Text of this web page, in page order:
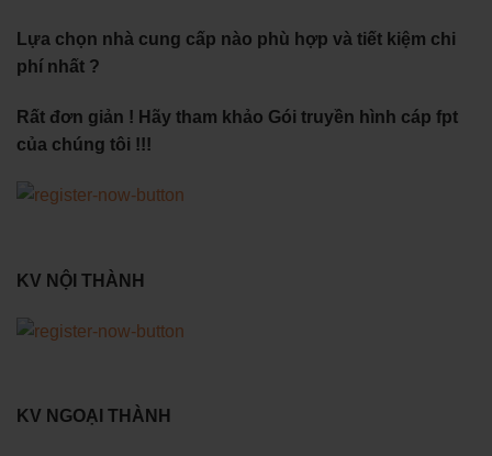
Lựa chọn nhà cung cấp nào phù hợp và tiết kiệm chi
phí nhất ?
Rất đơn giản ! Hãy tham khảo Gói truyền hình cáp fpt
của chúng tôi !!!
KV NỘI THÀNH
KV NGOẠI THÀNH